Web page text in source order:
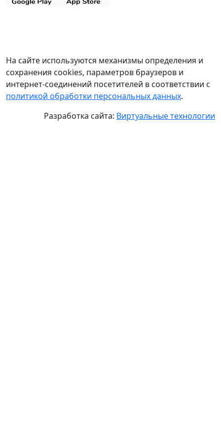
На сайте используются механизмы определения и
сохранения cookies, параметров браузеров и
интернет-соединений посетителей в соответствии с
политикой обработки персональных данных.
Разработка сайта: Виртуальные технологии